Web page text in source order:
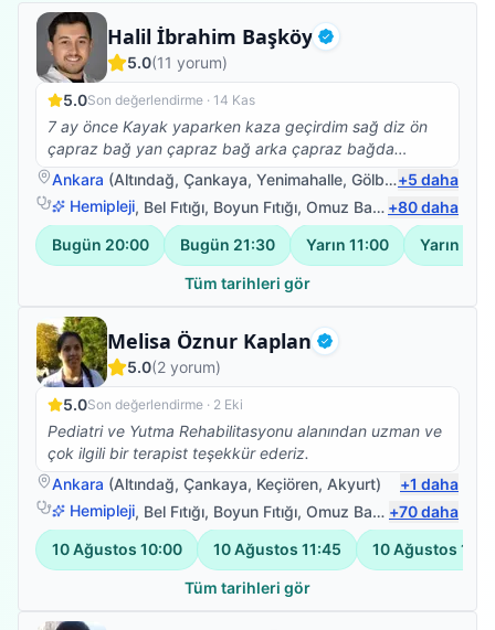
Halil İbrahim Başköy Doğrulanmış
Fizyoterapist
5.0(11 yorum)
5.0Son değerlendirme · 14 Kas
7 ay önce Kayak yaparken kaza geçirdim sağ diz ön
çapraz bağ yan çapraz bağ arka çapraz bağda
kopmalar ve iç dış menisküs kopmaları oldu başarılı bir
amaliyattan sonra yürüme ve denge kaybı sorunlarım
vardı Halil İbrahim hocamla birlikte fizyoterapi
çalışmalarıma başladım bire bir ilgilendi bantlama
sistemleri Manuel terapi birlikte ve nezaketi hoş görüşü
ve babacanlığıyla sabrıyla bilgisiyle tecrübesiyle kısa
üstesinden geldik gece gündüz ne zaman arasam
ilgilendi gerektiği yerde kalkıp evime Bile geldigi oldu
her şey için çok teşekkür ederim HOCAM İYİKİ
VARSINIZ ( fizyoterapi için en güzel şey hastasının
yürümesidir)
Ankara (Altındağ, Çankaya, Yenimahalle, Gölbaşı )
+5 daha
Hemipleji, Bel Fıtığı, Boyun Fıtığı, Omuz Bağ Yaralanması +80daha
Bugün 20:00 Bugün 21:30 Yarın 11:00 Yarın
Tüm tarihleri gör
Melisa Öznur Kaplan Doğrulanmış
Fizyoterapist
5.0(2 yorum)
5.0Son değerlendirme · 2 Eki
Pediatri ve Yutma Rehabilitasyonu alanından uzman ve
çok ilgili bir terapist teşekkür ederiz.
Ankara (Altındağ, Çankaya, Keçiören, Akyurt) +1 daha
Hemipleji, Bel Fıtığı, Boyun Fıtığı, Omuz Bağ Yaralanması +70daha
10 Ağustos 10:00 10 Ağustos 11:45 10 Ağustos
Tüm tarihleri gör